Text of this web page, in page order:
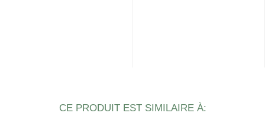
CE PRODUIT EST SIMILAIRE À: